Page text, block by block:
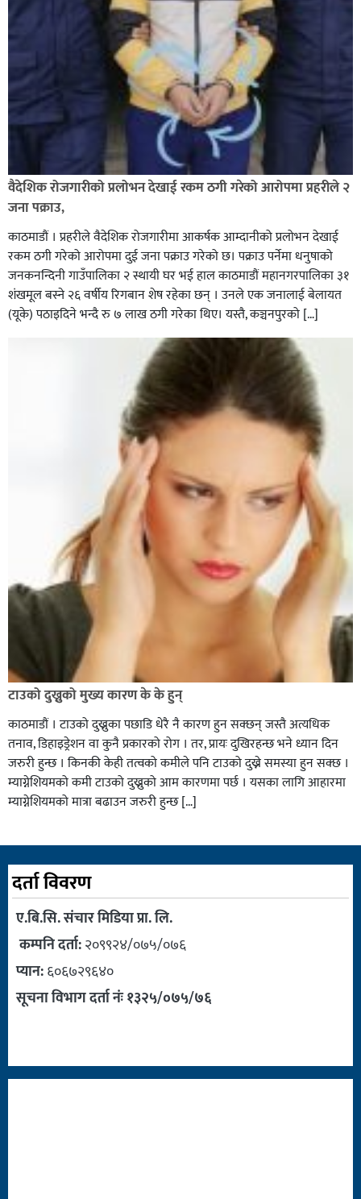
वैदेशिक रोजगारीको प्रलोभन देखाई रकम ठगी गरेको आरोपमा प्रहरीले २
जना पक्राउ,
काठमाडौं । प्रहरीले वैदेशिक रोजगारीमा आकर्षक आम्दानीको प्रलोभन देखाई
रकम ठगी गरेको आरोपमा दुई जना पक्राउ गरेको छ। पक्राउ पर्नेमा धनुषाको
जनकनन्दिनी गाउँपालिका २ स्थायी घर भई हाल काठमाडौं महानगरपालिका ३१
शंखमूल बस्ने २६ वर्षीय रिगबान शेष रहेका छन् । उनले एक जनालाई बेलायत
(यूके) पठाइदिने भन्दै रु ७ लाख ठगी गरेका थिए। यस्तै, कञ्चनपुरको […]
टाउको दुख्नुको मुख्य कारण के के हुन्
काठमाडौं । टाउको दुख्नुका पछाडि धेरै नै कारण हुन सक्छन् जस्तै अत्यधिक
तनाव, डिहाइड्रेशन वा कुनै प्रकारको रोग । तर, प्रायः दुखिरहन्छ भने ध्यान दिन
जरुरी हुन्छ । किनकी केही तत्वको कमीले पनि टाउको दुख्ने समस्या हुन सक्छ ।
म्याग्नेशियमको कमी टाउको दुख्नुको आम कारणमा पर्छ । यसका लागि आहारमा
म्याग्नेशियमको मात्रा बढाउन जरुरी हुन्छ […]
दर्ता विवरण
ए.बि.सि. संचार मिडिया प्रा. लि.
कम्पनि दर्ता:२०९९२४/०७५/०७६
प्यान:६०६७२९६४०
सूचना विभाग दर्ता नंः १३२५/०७५/७६